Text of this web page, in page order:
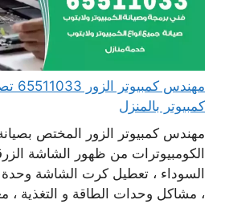
مهندس
كمبيوتر بالمنزل
مهندس كمبيوتر الزور المختص
الكومبيوترات من ظهور الشاشة
السوداء ، تعطيل كرت الشاشة
، مشاكل وحدات الطاقة و التغذية ،